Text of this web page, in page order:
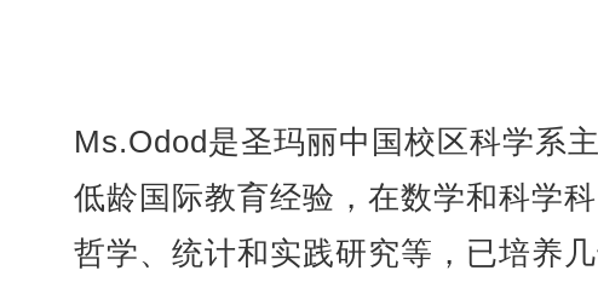
Ms.Odod是圣玛丽中国校区科学系
低龄国际教育经验，在数学和科学
哲学、统计和实践研究等，已培养